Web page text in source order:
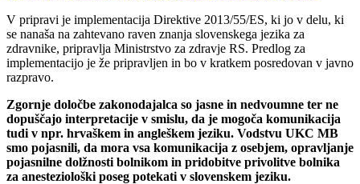
V pripravi je implementacija Direktive 2013/55/ES, ki jo v delu, ki
se nanaša na zahtevano raven znanja slovenskega jezika za
zdravnike, pripravlja Ministrstvo za zdravje RS. Predlog za
implementacijo je že pripravljen in bo v kratkem posredovan v javno
razpravo.
Zgornje določbe zakonodajalca so jasne in nedvoumne ter ne
dopuščajo interpretacije v smislu, da je mogoča komunikacija
tudi v npr. hrvaškem in angleškem jeziku. Vodstvu UKC MB
smo pojasnili, da mora vsa komunikacija z osebjem, opravljanje
pojasnilne dolžnosti bolnikom in pridobitve privolitve bolnika
za anesteziološki poseg potekati v slovenskem jeziku.